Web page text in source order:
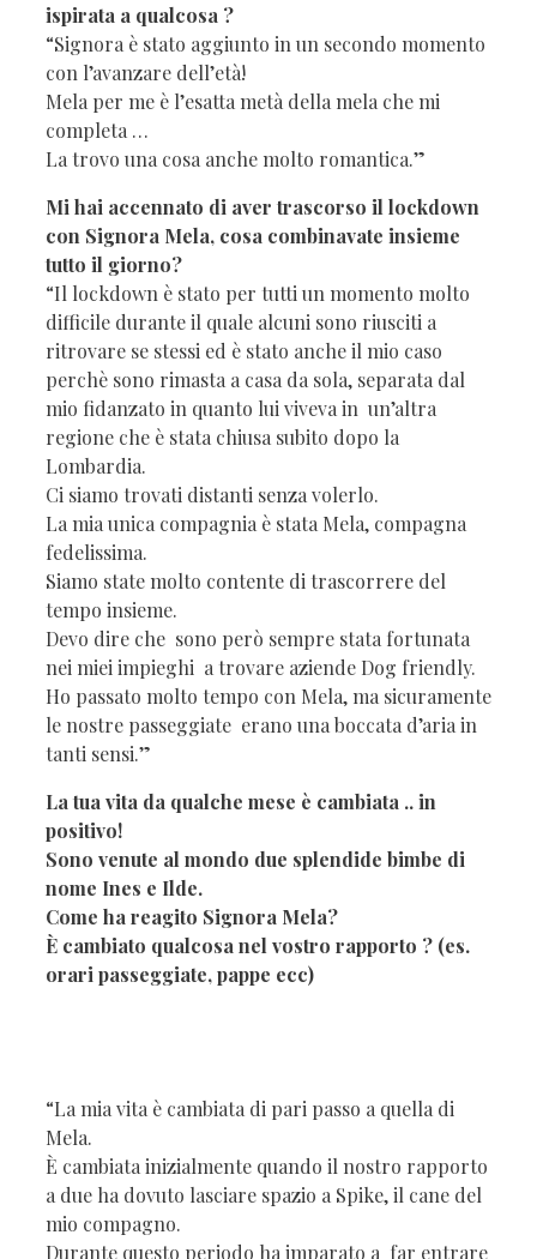
ispirata a qualcosa ?
“Signora è stato aggiunto in un secondo momento
con l’avanzare dell’età!
Mela per me è l’esatta metà della mela che mi
completa …
La trovo una cosa anche molto romantica.”
Mi hai accennato di aver trascorso il lockdown
con Signora Mela, cosa combinavate insieme
tutto il giorno?
“Il lockdown è stato per tutti un momento molto
difficile durante il quale alcuni sono riusciti a
ritrovare se stessi ed è stato anche il mio caso
perchè sono rimasta a casa da sola, separata dal
mio fidanzato in quanto lui viveva in un’altra
regione che è stata chiusa subito dopo la
Lombardia.
Ci siamo trovati distanti senza volerlo.
La mia unica compagnia è stata Mela, compagna
fedelissima.
Siamo state molto contente di trascorrere del
tempo insieme.
Devo dire che sono però sempre stata fortunata
nei miei impieghi a trovare aziende Dog friendly.
Ho passato molto tempo con Mela, ma sicuramente
le nostre passeggiate erano una boccata d’aria in
tanti sensi.”
La tua vita da qualche mese è cambiata .. in
positivo!
Sono venute al mondo due splendide bimbe di
nome Ines e Ilde.
Come ha reagito Signora Mela?
È cambiato qualcosa nel vostro rapporto ? (es.
orari passeggiate, pappe ecc)
“La mia vita è cambiata di pari passo a quella di
Mela.
È cambiata inizialmente quando il nostro rapporto
a due ha dovuto lasciare spazio a Spike, il cane del
mio compagno.
Durante questo periodo ha imparato a far entrare